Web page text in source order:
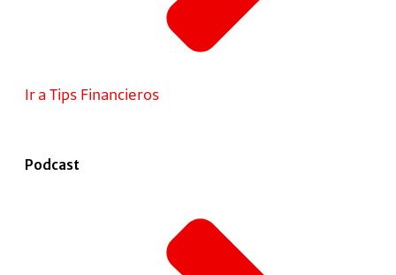
Ir a Tips Financieros
Podcast